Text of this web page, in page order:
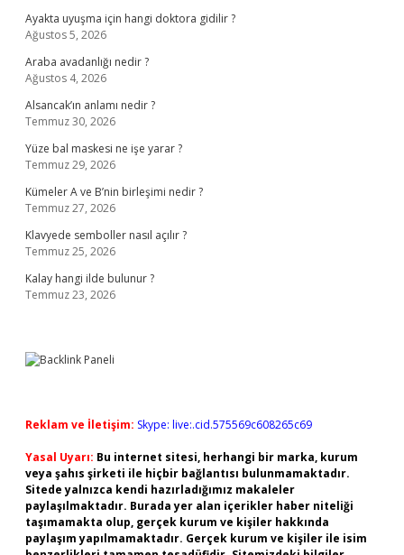
Ayakta uyuşma için hangi doktora gidilir ?
Ağustos 5, 2026
Araba avadanlığı nedir ?
Ağustos 4, 2026
Alsancak’ın anlamı nedir ?
Temmuz 30, 2026
Yüze bal maskesi ne işe yarar ?
Temmuz 29, 2026
Kümeler A ve B’nin birleşimi nedir ?
Temmuz 27, 2026
Klavyede semboller nasıl açılır ?
Temmuz 25, 2026
Kalay hangi ilde bulunur ?
Temmuz 23, 2026
Reklam ve İletişim: Skype: live:.cid.575569c608265c69
Yasal Uyarı: Bu internet sitesi, herhangi bir marka, kurum
veya şahıs şirketi ile hiçbir bağlantısı bulunmamaktadır.
Sitede yalnızca kendi hazırladığımız makaleler
paylaşılmaktadır. Burada yer alan içerikler haber niteliği
taşımamakta olup, gerçek kurum ve kişiler hakkında
paylaşım yapılmamaktadır. Gerçek kurum ve kişiler ile isim